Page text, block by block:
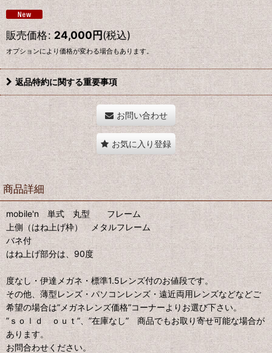
販売価格: 24,000円(税込)
オプションにより価格が変わる場合もあります。
返品特約に関する重要事項
お問い合わせ
お気に入り登録
商品詳細
mobile'n 単式 丸型 フレーム
上側（はね上げ枠） メタルフレーム
バネ付
はね上げ部分は、90度
度なし・伊達メガネ・標準1.5レンズ付のお値段です。
その他、薄型レンズ・パソコンレンズ・遠近両用レンズなどなどご
希望の場合は”メガネレンズ価格”コーナーよりお選び下さい。
”ｓｏｌｄ ｏｕｔ”、”在庫なし” 商品でもお取り寄せ可能な場合が
あります。
お問合わせください。